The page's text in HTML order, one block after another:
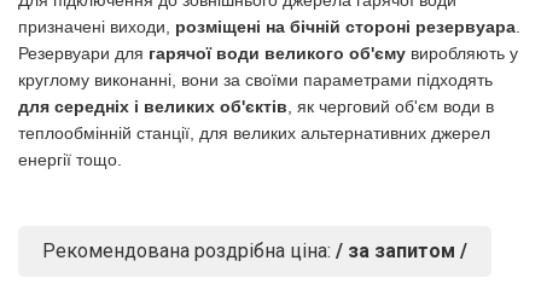
призначені виходи, розміщені на бічній стороні резервуара
Резервуари для гарячої води великого об'єму виробляють у
круглому виконанні, вони за своїми параметрами підходять
для середніх і великих об'єктів , як черговий об'єм води в
теплообмінній станції, для великих альтернативних джерел
енергії тощо.
Рекомендована роздрібна ціна: / за запитом /